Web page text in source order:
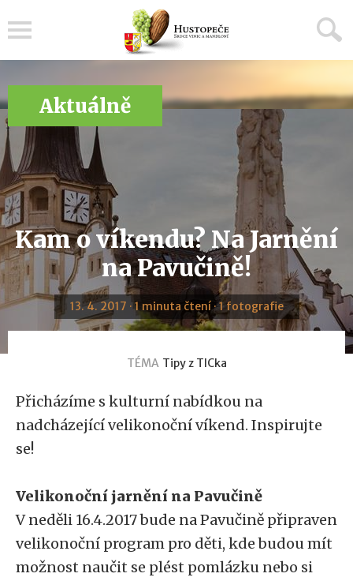
Aktuálně
Kam o víkendu? Na Jarnění
na Pavučině!
13. 4. 2017 · 1 minuta čtení · 1 fotografie
TÉMA Tipy z TICka
Přicházíme s kulturní nabídkou na
nadcházející velikonoční víkend. Inspirujte
se!
Velikonoční jarnění na Pavučině
V neděli 16.4.2017 bude na Pavučině připraven
velikonoční program pro děti, kde budou mít
možnost naučit se plést pomlázku nebo si